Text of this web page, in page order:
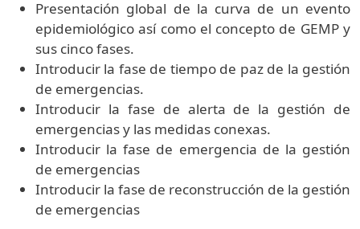
Presentación global de la curva de un evento
epidemiológico así como el concepto de GEMP y
sus cinco fases.
Introducir la fase de tiempo de paz de la gestión
de emergencias.
Introducir la fase de alerta de la gestión de
emergencias y las medidas conexas.
Introducir la fase de emergencia de la gestión
de emergencias
Introducir la fase de reconstrucción de la gestión
de emergencias